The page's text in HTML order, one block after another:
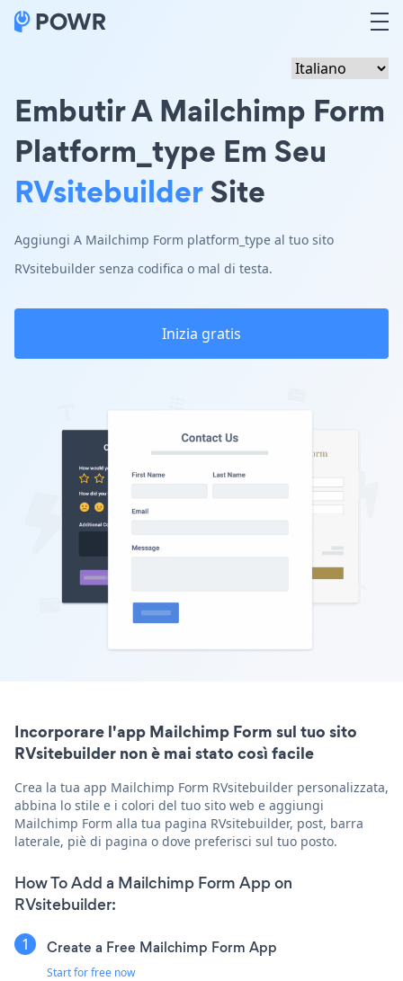
Embutir A Mailchimp Form
Platform_type Em Seu
RVsitebuilderSite
Aggiungi A Mailchimp Form platform_type al tuo sito
RVsitebuilder senza codifica o mal di testa.
Inizia gratis
Incorporare l'app Mailchimp Form sul tuo sito
RVsitebuilder non è mai stato così facile
Crea la tua app Mailchimp Form RVsitebuilder personalizzata,
abbina lo stile e i colori del tuo sito web e aggiungi
Mailchimp Form alla tua pagina RVsitebuilder, post, barra
laterale, piè di pagina o dove preferisci sul tuo posto.
How To Add a Mailchimp Form App on
RVsitebuilder:
Create a Free Mailchimp Form App
Start for free now